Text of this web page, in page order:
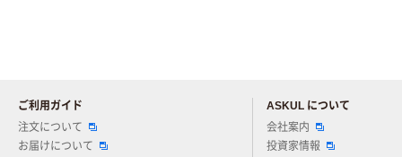
ご利用ガイド
注文について
お届けについて
ASKUL について
会社案内
投資家情報